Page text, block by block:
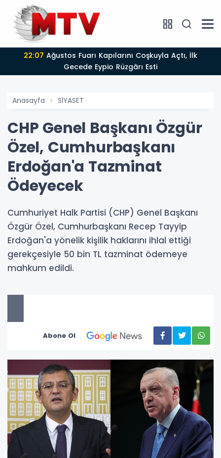
22:07
Gecede Eypio Rüzgârı Esti
Anasayfa SİYASET
CHP Genel Başkanı Özgür
Özel, Cumhurbaşkanı
Erdoğan'a Tazminat
Ödeyecek
Cumhuriyet Halk Partisi (CHP) Genel Başkanı
Özgür Özel, Cumhurbaşkanı Recep Tayyip
Erdoğan'a yönelik kişilik haklarını ihlal ettiği
gerekçesiyle 50 bin TL tazminat ödemeye
mahkum edildi.
Abone Ol